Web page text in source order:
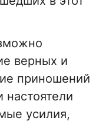
верных и
приношений
усилия,